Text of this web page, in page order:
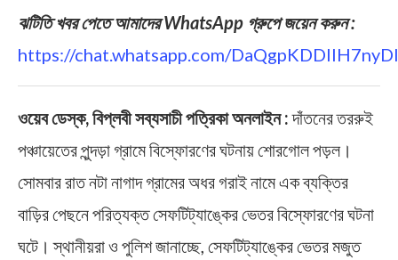
ঝটিতি খবর পেতে আমাদের WhatsApp গ্রুপে জয়েন করুন :
https://chat.whatsapp.com/
ওয়েব ডেস্ক, বিপ্লবী সব্যসাচী পত্রিকা অনলাইন :দাঁতনের তররুই
পঞ্চায়েতের পুন্দড়া গ্রামে বিস্ফোরণের ঘটনায় শোরগোল পড়ল।
সোমবার রাত নটা নাগাদ গ্রামের অধর গরাই নামে এক ব্যক্তির
বাড়ির পেছনে পরিত্যক্ত সেফটিট্যাঙ্কের ভেতর বিস্ফোরণের ঘটনা
ঘটে। স্থানীয়রা ও পুলিশ জানাচ্ছে, সেফটিট্যাঙ্কের ভেতর মজুত